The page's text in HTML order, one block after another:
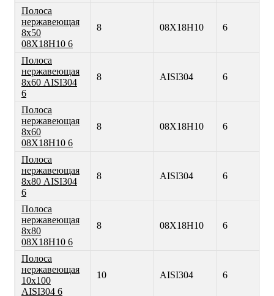
Полоса
нержавеющая
8х50
08Х18Н10 6
8 08Х18Н10 6
Полоса
нержавеющая
8х60 AISI304
6
8 AISI304 6
Полоса
нержавеющая
8х60
08Х18Н10 6
8 08Х18Н10 6
Полоса
нержавеющая
8х80 AISI304
6
8 AISI304 6
Полоса
нержавеющая
8х80
08Х18Н10 6
8 08Х18Н10 6
Полоса
нержавеющая
10х100
AISI304 6
10 AISI304 6